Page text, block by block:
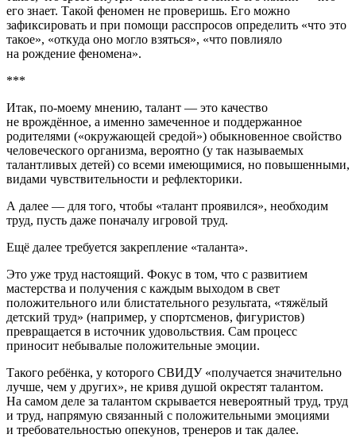
его знает. Такой феномен не проверишь. Его можно
зафиксировать и при помощи расспросов определить «что это
такое», «откуда оно могло взяться», «что повлияло
на рождение феномена».
***
Итак, по-моему мнению, талант — это качество
не врождённое, а именно замеченное и поддержанное
родителями («окружающей средой») обыкновенное свойство
человеческого организма, вероятно (у так называемых
талантливых детей) со всеми имеющимися, но повышенными,
видами чувствительности и рефлекторики.
А далее — для того, чтобы «талант проявился», необходим
труд, пусть даже поначалу игровой труд.
Ещё далее требуется закрепление «таланта».
Это уже труд настоящий. Фокус в том, что с развитием
мастерства и получения с каждым выходом в свет
положительного или блистательного результата, «тяжёлый
детский труд» (например, у спортсменов, фигуристов)
превращается в источник удовольствия. Сам процесс
приносит небывалые положительные эмоции.
Такого ребёнка, у которого СВИДУ «получается значительно
лучше, чем у других», не кривя душой окрестят талантом.
На самом деле за талантом скрывается невероятный труд, труд
и труд, напрямую связанный с положительными эмоциями
и требовательностью опекунов, тренеров и так далее.